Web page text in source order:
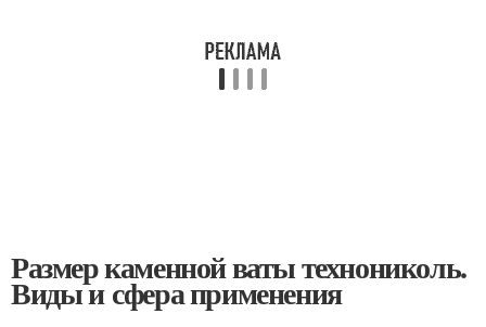
Размер каменной ваты технониколь.
Виды и сфера применения